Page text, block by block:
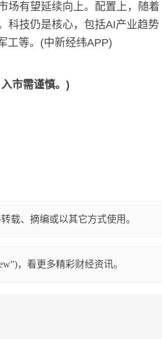
场有望延续向上。配置上，随着
科技仍是核心，包括AI产业趋势
工等。(中新经纬APP)
市需谨慎。)
载、摘编或以其它方式使用。
，看更多精彩财经资讯。